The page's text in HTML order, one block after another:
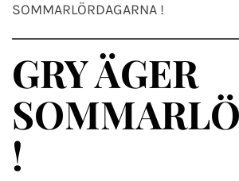
SOMMARLÖRDAGARNA !
GRY ÄGER
!